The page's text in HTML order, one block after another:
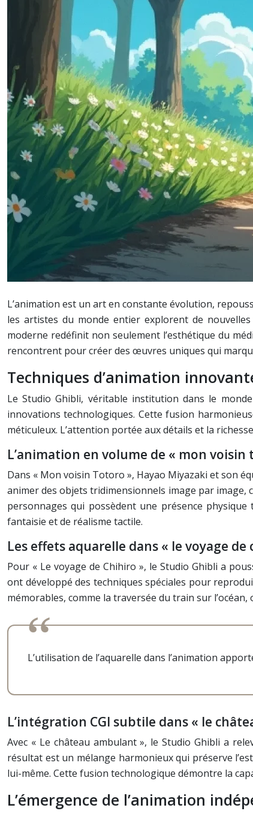
L’animation est un art en constante évolution,
les artistes du monde entier explorent de
moderne redéfinit non seulement l’esthétique du
rencontrent pour créer des œuvres uniques qui
Techniques d’animation
Le Studio Ghibli, véritable institution dans le
innovations technologiques. Cette fusion
méticuleux. L’attention portée aux détails et la
L’animation en volume de « mon voisin
Dans « Mon voisin Totoro », Hayao Miyazaki et son
animer des objets tridimensionnels image par
personnages qui possèdent une présence
fantaisie et de réalisme tactile.
Les effets aquarelle dans « le voyage de
Pour « Le voyage de Chihiro », le Studio Ghibli a
ont développé des techniques spéciales pour
mémorables, comme la traversée du train sur
L’utilisation de l’aquarelle dans l’animation
L’intégration CGI subtile dans « le
Avec « Le château ambulant », le Studio Ghibli a
résultat est un mélange harmonieux qui préserve
lui-même. Cette fusion technologique démontre la
L’émergence de l’animation